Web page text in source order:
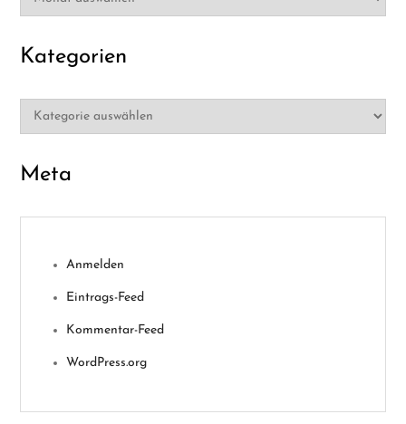
e
r
B
e
i
t
Kategorien
Kategorien
Meta
Anmelden
Eintrags-Feed
Kommentar-Feed
WordPress.org